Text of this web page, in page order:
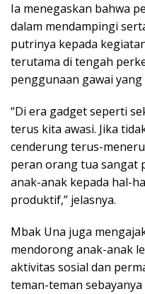
Ia menegaskan bahwa
dalam mendampingi
putrinya kepada
terutama di tengah
penggunaan gawai yang
“Di era gadget seperti
terus kita awasi. Jika
cenderung terus-
peran orang tua sangat
anak-anak kepada hal-
produktif,” jelasnya.
Mbak Una juga
mendorong anak-anak
aktivitas sosial dan
teman-teman